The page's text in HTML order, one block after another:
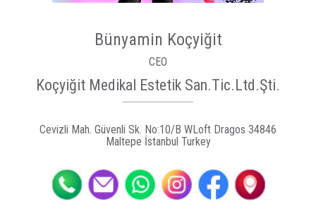
Bünyamin Koçyiğit
CEO
Koçyiğit Medikal Estetik San.Tic.Ltd.Şti.
Cevizli Mah. Güvenli Sk. No:10/B WLoft Dragos 34846
Maltepe İstanbul Turkey